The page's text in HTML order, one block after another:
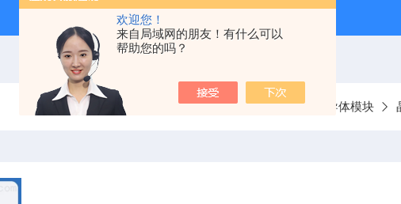
欢迎您！
来自局域网的朋友！有什么可以
帮助您的吗？
当前位置： 首页 产品中心 分立半导体模块